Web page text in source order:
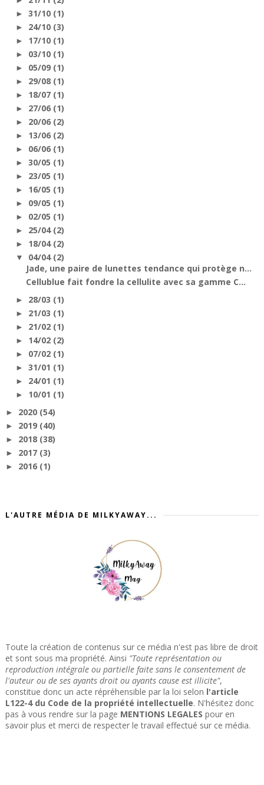
► 31/10 (1)
► 24/10 (3)
► 17/10 (1)
► 03/10 (1)
► 05/09 (1)
► 29/08 (1)
► 18/07 (1)
► 27/06 (1)
► 20/06 (2)
► 13/06 (2)
► 06/06 (1)
► 30/05 (1)
► 23/05 (1)
► 16/05 (1)
► 09/05 (1)
► 02/05 (1)
► 25/04 (2)
► 18/04 (2)
▼ 04/04 (2)
Jade, une paire de lunettes tendance qui protège n...
Cellublue fait fondre la cellulite avec sa gamme C...
► 28/03 (1)
► 21/03 (1)
► 21/02 (1)
► 14/02 (2)
► 07/02 (1)
► 31/01 (1)
► 24/01 (1)
► 10/01 (1)
► 2020 (54)
► 2019 (40)
► 2018 (38)
► 2017 (3)
► 2016 (1)
L'AUTRE MÉDIA DE MILKYAWAY...
Toute la création de contenus sur ce média n'est pas libre de droit
et sont sous ma propriété. Ainsi "Toute représentation ou
reproduction intégrale ou partielle faite sans le consentement de
l'auteur ou de ses ayants droit ou ayants cause est illicite",
constitue donc un acte répréhensible par la loi selon l'article
L122-4 du Code de la propriété intellectuelle. N'hésitez donc
pas à vous rendre sur la page MENTIONS LEGALES pour en
savoir plus et merci de respecter le travail effectué sur ce média.